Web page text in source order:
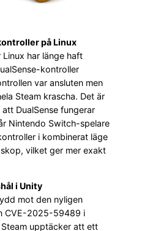
på Linux
Linux har länge haft
kontroller
var ansluten men
Steam krascha. Det är
DualSense fungerar
Nintendo Switch-spelare
i kombinerat läge
vilket ger mer exakt
i Unity
mot den nyligen
CVE-2025-59489 i
upptäcker att ett